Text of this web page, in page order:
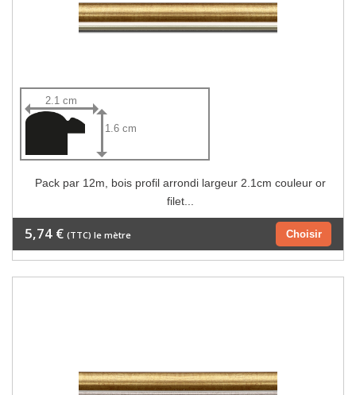
2.1 cm
1.6 cm
Pack par 12m, bois profil arrondi largeur 2.1cm couleur or
filet...
Choisir
5,74 € (TTC) le mètre